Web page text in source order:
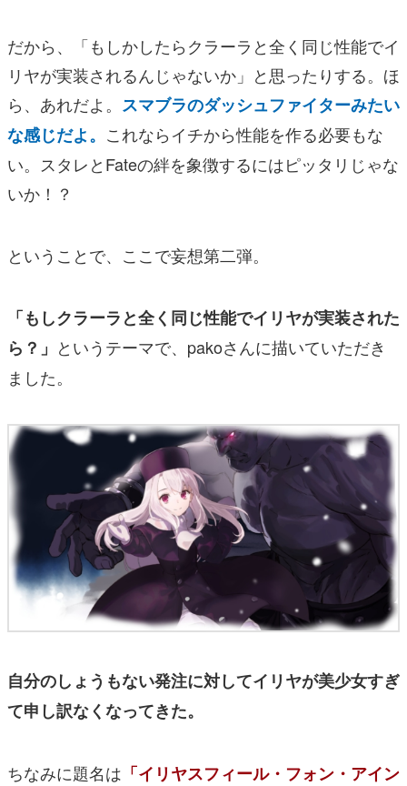
だから、「もしかしたらクラーラと全く同じ性能でイ
リヤが実装されるんじゃないか」と思ったりする。ほ
ら、あれだよ。 スマブラのダッシュファイターみたい
な感じだよ。 これならイチから性能を作る必要もな
い。スタレとFateの絆を象徴するにはピッタリじゃな
いか！？
ということで、ここで妄想第二弾。
「もしクラーラと全く同じ性能でイリヤが実装された
ら？」 というテーマで、pakoさんに描いていただき
ました。
自分のしょうもない発注に対してイリヤが美少女すぎ
て申し訳なくなってきた。
ちなみに題名は 「イリヤスフィール・フォン・アイン